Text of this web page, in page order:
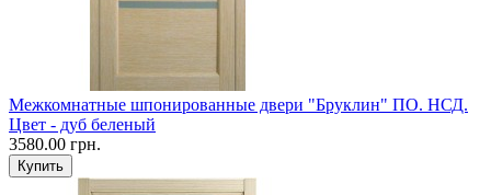
Межкомнатные шпонированные двери "Бруклин" ПО. НСД.
Цвет - дуб беленый
3580.00 грн.